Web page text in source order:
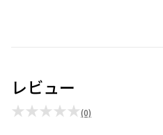
レビュー
★★★★★(0)